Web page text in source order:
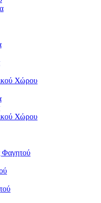
Χώρου
Χώρου
Φαγητού